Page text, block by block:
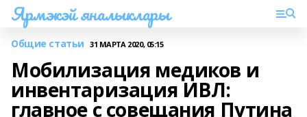
Ярмэкэй яналыклары
Общие статьи 31 МАРТА 2020, 05:15
Мобилизация медиков и
инвентаризация ИВЛ:
главное с совещания Путина